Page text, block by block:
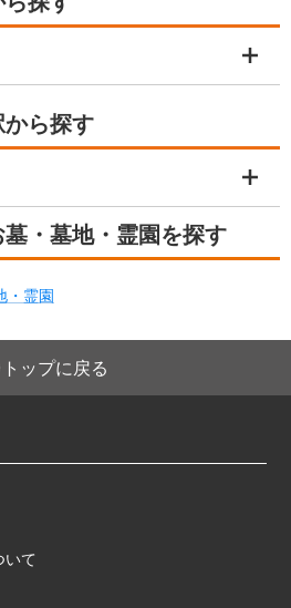
ら探す
・墓地・霊園を探す
・霊園
トップに戻る
いて